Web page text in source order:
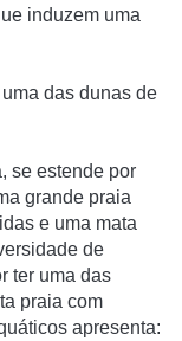
induzem uma
das dunas de
se estende por
grande praia
e uma mata
de
ter uma das
praia com
apresenta: